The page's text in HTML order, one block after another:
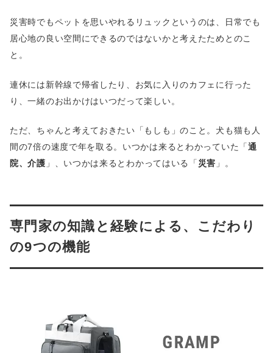
災害時でもペットを思いやれるリュックというのは、日常でも
居心地の良い空間にできるのではないかと考えたためとのこ
と。
連休には新幹線で帰省したり、お気に入りのカフェに行った
り、一緒のお出かけはいつだって楽しい。
ただ、ちゃんと考えておきたい「もしも」のこと。犬も猫も人
間の7倍の速度で年を取る。いつかは来るとわかっていた「通
院、介護 」、いつかは来るとわかってはいる「 災害 」。
専門家の知識と経験による、こだわり
の9つの機能